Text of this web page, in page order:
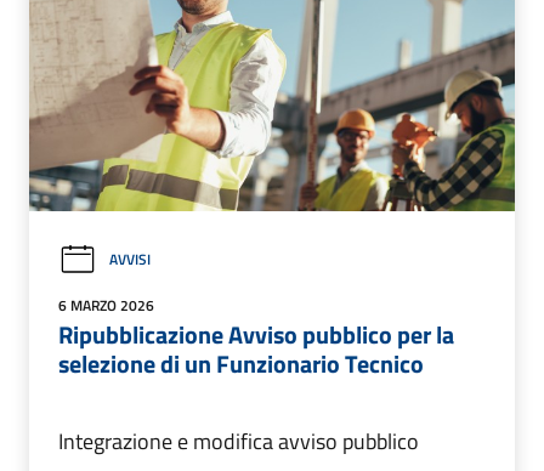
AVVISI
6 MARZO 2026
Ripubblicazione Avviso pubblico per la
selezione di un Funzionario Tecnico
Integrazione e modifica avviso pubblico